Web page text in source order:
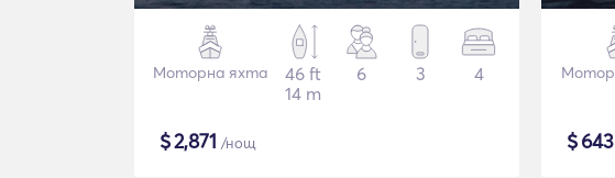
Моторна яхта
46 ft
14 m
6 3 4
$2,871 /нощ $643